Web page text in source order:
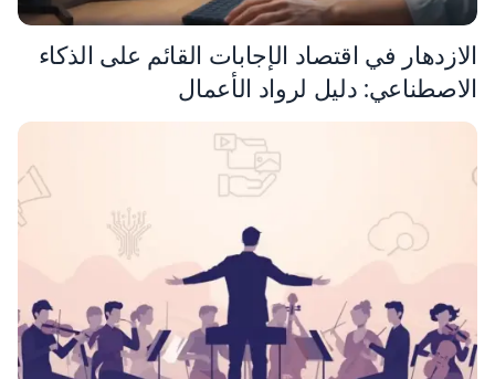
الازدهار في اقتصاد الإجابات القائم على الذكاء
الاصطناعي: دليل لرواد الأعمال